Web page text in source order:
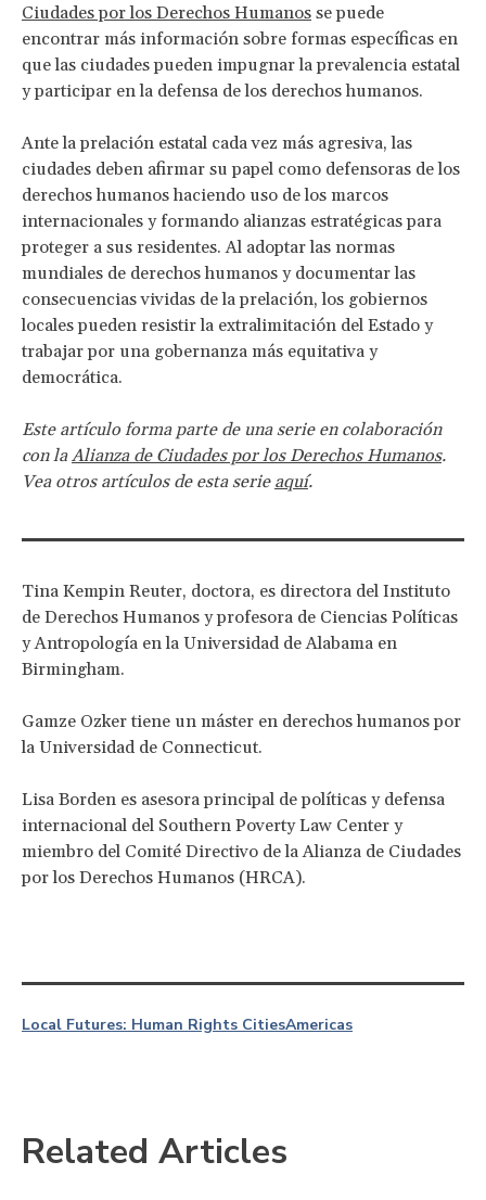
Ciudades por los Derechos Humanos se puede
encontrar más información sobre formas específicas en
que las ciudades pueden impugnar la prevalencia estatal
y participar en la defensa de los derechos humanos.
Ante la prelación estatal cada vez más agresiva, las
ciudades deben afirmar su papel como defensoras de los
derechos humanos haciendo uso de los marcos
internacionales y formando alianzas estratégicas para
proteger a sus residentes. Al adoptar las normas
mundiales de derechos humanos y documentar las
consecuencias vividas de la prelación, los gobiernos
locales pueden resistir la extralimitación del Estado y
trabajar por una gobernanza más equitativa y
democrática.
Este artículo forma parte de una serie en colaboración
con laAlianza de Ciudades por los Derechos Humanos.
Vea otros artículos de esta serie aquí.
Tina Kempin Reuter, doctora, es directora del Instituto
de Derechos Humanos y profesora de Ciencias Políticas
y Antropología en la Universidad de Alabama en
Birmingham.
Gamze Ozker tiene un máster en derechos humanos por
la Universidad de Connecticut.
Lisa Borden es asesora principal de políticas y defensa
internacional del Southern Poverty Law Center y
miembro del Comité Directivo de la Alianza de Ciudades
por los Derechos Humanos (HRCA).
Local Futures: Human Rights CitiesAmericas
Related Articles